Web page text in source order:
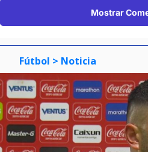
Mostrar
Fútbol > Noticia